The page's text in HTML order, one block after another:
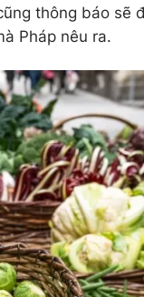
thông báo sẽ
Pháp nêu ra.